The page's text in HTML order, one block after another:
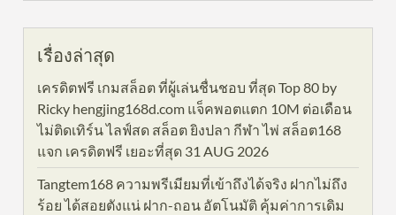
เรื่องล่าสุด
เครดิตฟรี เกมสล็อต ที่ผู้เล่นชื่นชอบ ที่สุด Top 80 by
Ricky hengjing168d.com แจ็คพอตแตก 10M ต่อเดือน
ไม่ติดเทิร์น ไลฟ์สด สล็อต ยิงปลา กีฬา ไพ่ สล็อต168
แจก เครดิตฟรี เยอะที่สุด 31 AUG 2026
Tangtem168 ความพรีเมียมที่เข้าถึงได้จริง ฝากไม่ถึง
ร้อย ได้สอยตังแน่ ฝาก-ถอน อัตโนมัติ คุ้มค่าการเดิม